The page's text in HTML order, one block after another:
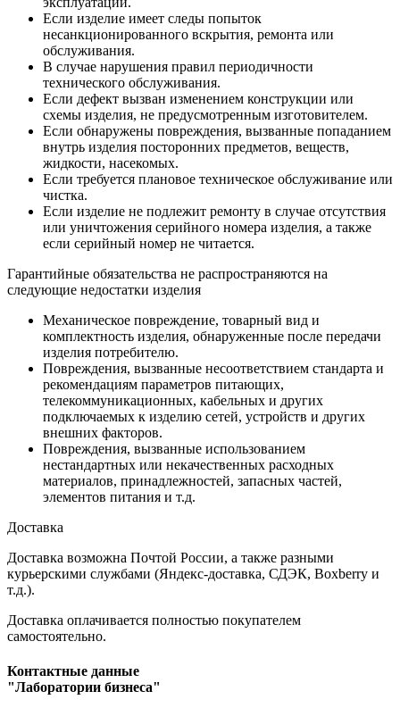
Если изделие имеет следы попыток
несанкционированного вскрытия, ремонта или
обслуживания.
В случае нарушения правил периодичности
технического обслуживания.
Если дефект вызван изменением конструкции или
схемы изделия, не предусмотренным изготовителем.
Если обнаружены повреждения, вызванные попаданием
внутрь изделия посторонних предметов, веществ,
жидкости, насекомых.
Если требуется плановое техническое обслуживание или
чистка.
Если изделие не подлежит ремонту в случае отсутствия
или уничтожения серийного номера изделия, а также
если серийный номер не читается.
Гарантийные обязательства не распространяются на
следующие недостатки изделия
Механическое повреждение, товарный вид и
комплектность изделия, обнаруженные после передачи
изделия потребителю.
Повреждения, вызванные несоответствием стандарта и
рекомендациям параметров питающих,
телекоммуникационных, кабельных и других
подключаемых к изделию сетей, устройств и других
внешних факторов.
Повреждения, вызванные использованием
нестандартных или некачественных расходных
материалов, принадлежностей, запасных частей,
элементов питания и т.д.
Доставка
Доставка возможна Почтой России, а также разными
курьерскими службами (Яндекс-доставка, СДЭК, Boxberry и
т.д.).
Доставка оплачивается полностью покупателем
самостоятельно.
Контактные данные
"Лаборатории бизнеса"